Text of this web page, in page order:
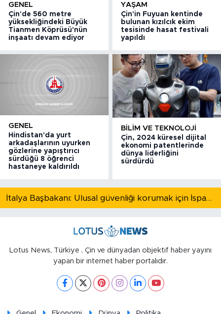
GENEL
Çin'de 560 metre
yüksekliğindeki Büyük
Tianmen Köprüsü'nün
inşaatı devam ediyor
YAŞAM
Çin'in Fuyuan kentinde
bulunan kızılcık ekim
tesisinde hasat festivali
yapıldı
GENEL
Hindistan'da yurt
arkadaşlarının uyurken
gözlerine yapıştırıcı
sürdüğü 8 öğrenci
hastaneye kaldırıldı
BILIM VE TEKNOLOJI
Çin, 2024 küresel dijital
ekonomi patentlerinde
dünya liderliğini
sürdürdü
İtalya Başbakanı: Ulusal güvenliği korumak için İspanya ile Schengen kapsamındaki serbest dolaşımı askıya alıyoruz
Lotus News, Türkiye , Çin ve dünyadan objektif haber yayını
yapan bir internet haber portalıdır.